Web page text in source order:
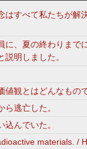
はすべて私たちが解
に、夏の終わりまで
説明しました。
値観とはどんなもの
ら逃亡した。
込んでいた。
materials. /